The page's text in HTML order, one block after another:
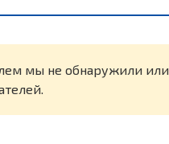
мы не обнаружили или